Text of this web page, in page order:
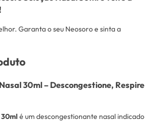
Garanta o seu Neosoro e sinta a
30ml – Descongestione, Respire
30ml é um descongestionante nasal indicado